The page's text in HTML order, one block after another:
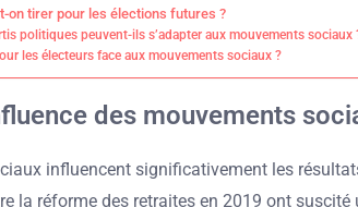
on tirer pour les élections futures ?
politiques peuvent-ils s’adapter aux mouvements sociaux
les électeurs face aux mouvements sociaux ?
des mouvements
influencent significativement les
la réforme des retraites en 2019 ont